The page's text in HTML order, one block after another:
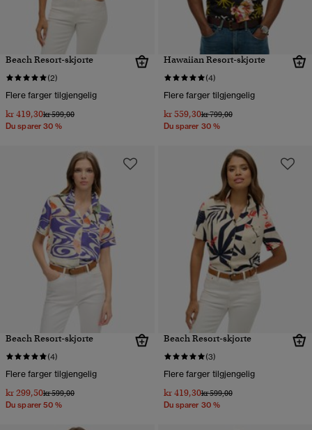
Beach Resort-skjorte
(2)
Flere farger tilgjengelig
kr 419,30Pris nedsatt fra
kr 599,00til
Du sparer 30 %
Hawaiian Resort-skjorte
(4)
Flere farger tilgjengelig
kr 559,30Pris nedsatt fra
kr 799,00til
Du sparer 30 %
Beach Resort-skjorte
(4)
Flere farger tilgjengelig
kr 299,50Pris nedsatt fra
kr 599,00til
Du sparer 50 %
Beach Resort-skjorte
(3)
Flere farger tilgjengelig
kr 419,30Pris nedsatt fra
kr 599,00til
Du sparer 30 %